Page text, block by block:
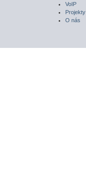
VoIP
Projekty
O nás